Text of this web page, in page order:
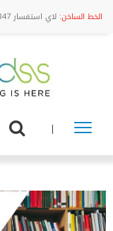
الخط الساخن: لاي استفسار 98984847
طريق
الفئة